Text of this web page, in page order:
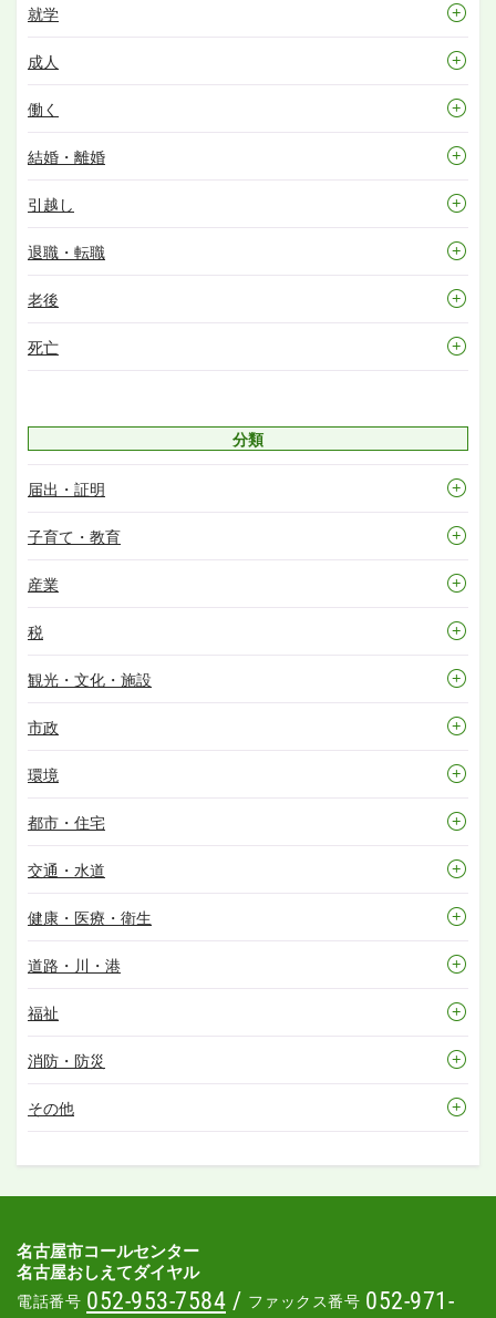
就学
成人
働く
結婚・離婚
引越し
退職・転職
老後
死亡
分類
届出・証明
子育て・教育
産業
税
観光・文化・施設
市政
環境
都市・住宅
交通・水道
健康・医療・衛生
道路・川・港
福祉
消防・防災
その他
名古屋市コールセンター
名古屋おしえてダイヤル
電話番号 052-953-7584 / ファックス番号 052-971-